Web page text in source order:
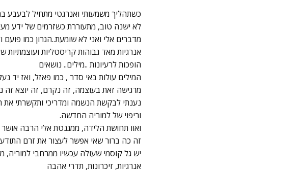
כשתהליך משמעותי ואנרגטי מתחיל לבעבע
לא ישנה טוב, מתעוררת כשזרמים של ידע
מדברים אלי ואני לא שומעת..הגרון כמו פועם
אנרגיות מאד גבוהות קריסטליות ועוצמתיות
הופכות לרעיונות ..מילים.. נושאים
המילים עולות באי סדר , כמו פאזל, ואז יד
מרגישה זאת בעוצמה, זה נקרם, זה יוצא זה
נענתי לבקשת הנשמה ומדריכי ותקשרתי את הקורס ה'קוד
וריפוי של למוריה החדשה.
ואוו תחושת הלידה, ממגנטת אלי הרבה
זה כה ברור שאי אפשר לעצור את זרם
יש גל קוסמי שעולה עכשיו ממרחבי למוריה,
אנרגיות, זיכרונות, תדרי אהבה